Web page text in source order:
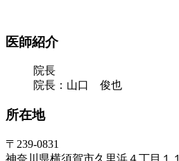
医師紹介
院長
院長：山口 俊也
所在地
〒239-0831
神奈川県横須賀市久里浜４丁目１１